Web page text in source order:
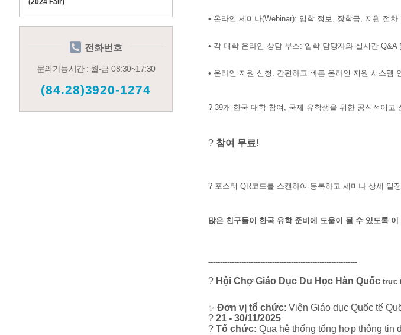
(2024 Fair)
전화번호
문의가능시간 : 월-금 08:30~17:30
(84.28)3920-1274
• 온라인 세미나(Webinar): 입학 정보, 장학금, 지원 절차
• 각 대학 온라인 상담 부스: 입학 담당자와 실시간 Q&A
• 온라인 지원 신청: 간편하고 빠른 온라인 지원 시스템
? 39개 한국 대학 참여, 국제 유학생을 위한 공식적이고
? 참여 무료!
? 포스터 QR코드를 스캔하여 등록하고 세미나 상세 일
많은 친구들이 한국 유학 준비에 도움이 될 수 있도록
---------------------------------------------------------------
? Hội Chợ Giáo Dục Du Học Hàn Quốc trực
✨ Đơn vị tổ chức: Viện Giáo dục Quốc tế
? 21 - 30/11/2025
? Tổ chức: Qua hệ thống tổng hợp thông tin